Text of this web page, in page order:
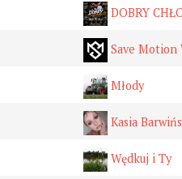
DOBRY
Save Motion
Młody
Kasia
Wędkuj i Ty